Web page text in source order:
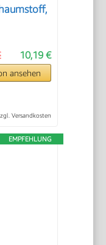
10,19 €
ansehen
Versandkosten
EMPFEHLUNG